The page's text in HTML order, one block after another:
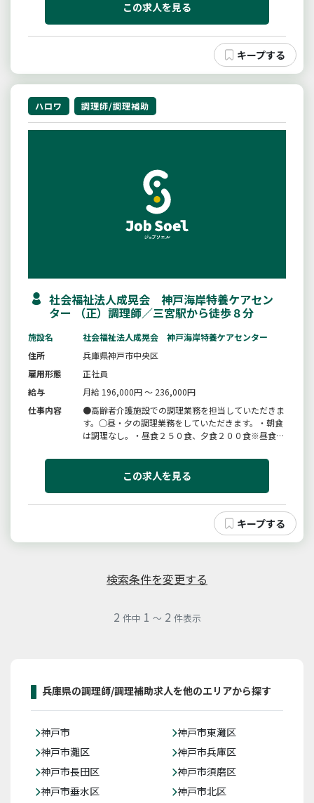
この求人を見る
ハロワ 調理師/調理補助
社会福祉法人成晃会 神戸海岸特養ケアセン
ター （正）調理師／三宮駅から徒歩８分
施設名
社会福祉法人成晃会 神戸海岸特養ケアセンター
住所
兵庫県神戸市中央区
雇用形態
正社員
給与
月給 196,000円 ～ 236,000円
仕事内容
●高齢者介護施設での調理業務を担当していただきま
す。○昼・夕の調理業務をしていただきます。・朝食
は調理なし。・昼食２５０食、夕食２００食※昼食の
経験の方も丁寧に指導致します。【変更範囲：法人の
定める業務】この求人を見る
検索条件を変更する
2 件中 1 ～ 2 件表示
兵庫県の調理師/調理補助求人を他のエリアから探す
神戸市
神戸市東灘区
神戸市灘区
神戸市兵庫区
神戸市長田区
神戸市須磨区
神戸市垂水区
神戸市北区